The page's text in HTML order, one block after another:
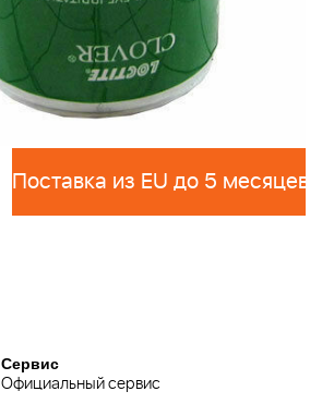
Поставка из EU до 5 месяцев
Сервис
Официальный сервис